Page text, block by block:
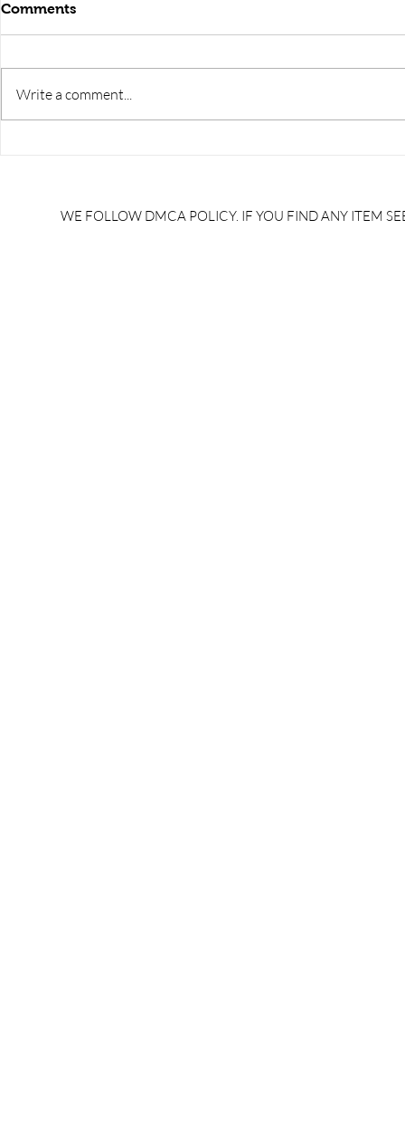
Comments
Write a comment...
WE FOLLOW DMCA POLICY. IF YOU FIND ANY ITEM